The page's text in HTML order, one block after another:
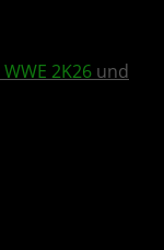
WWE 2K26 und